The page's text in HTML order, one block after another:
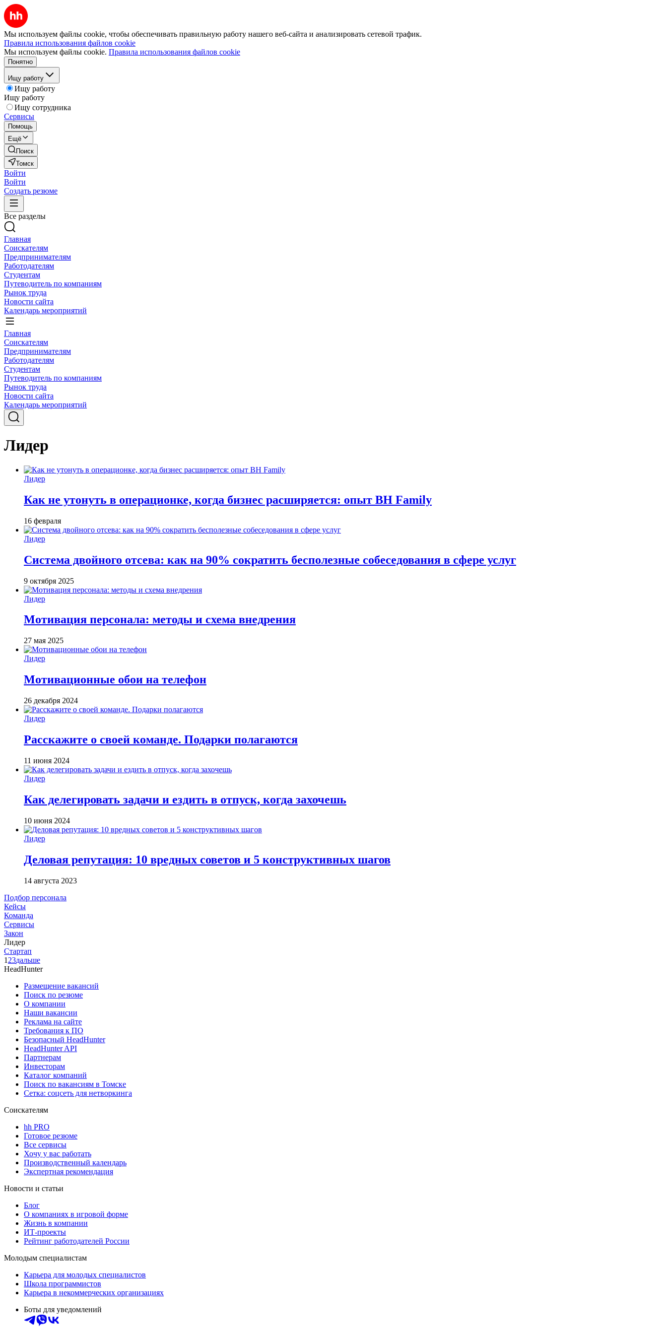
Мы используем файлы cookie, чтобы обеспечивать правильную работу нашего веб-сайта и анализировать сетевой трафик.
Правила использования файлов cookie
Мы используем файлы cookie. Правила использования файлов cookie
Понятно
Ищу работу
Ищу работу
Ищу работу
Ищу сотрудника
Сервисы
Помощь
Ещё
Поиск
Томск
Войти
Войти
Создать резюме
Все разделы
Главная
Соискателям
Предпринимателям
Работодателям
Студентам
Путеводитель по компаниям
Рынок труда
Новости сайта
Календарь мероприятий
Главная
Соискателям
Предпринимателям
Работодателям
Студентам
Путеводитель по компаниям
Рынок труда
Новости сайта
Календарь мероприятий
Лидер
Лидер
Как не утонуть в операционке, когда бизнес расширяется: опыт BH Family
16 февраля
Лидер
Система двойного отсева: как на 90% сократить бесполезные собеседования в сфере услуг
9 октября 2025
Лидер
Мотивация персонала: методы и схема внедрения
27 мая 2025
Лидер
Мотивационные обои на телефон
26 декабря 2024
Лидер
Расскажите о своей команде. Подарки полагаются
11 июня 2024
Лидер
Как делегировать задачи и ездить в отпуск, когда захочешь
10 июня 2024
Лидер
Деловая репутация: 10 вредных советов и 5 конструктивных шагов
14 августа 2023
Подбор персонала
Кейсы
Команда
Сервисы
Закон
Лидер
Стартап
1 23дальше
HeadHunter
Размещение вакансий
Поиск по резюме
О компании
Наши вакансии
Реклама на сайте
Требования к ПО
Безопасный HeadHunter
HeadHunter API
Партнерам
Инвесторам
Каталог компаний
Поиск по вакансиям в Томске
Сетка: соцсеть для нетворкинга
Соискателям
hh PRO
Готовое резюме
Все сервисы
Хочу у вас работать
Производственный календарь
Экспертная рекомендация
Новости и статьи
Блог
О компаниях в игровой форме
Жизнь в компании
ИТ-проекты
Рейтинг работодателей России
Молодым специалистам
Карьера для молодых специалистов
Школа программистов
Карьера в некоммерческих организациях
Боты для уведомлений